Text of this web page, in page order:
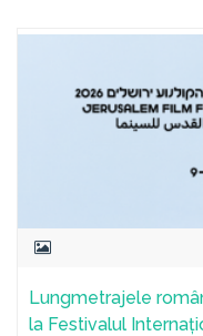
Lungmetrajele
la Festivalul